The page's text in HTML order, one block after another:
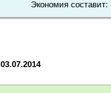
Экономия
03.07.2014